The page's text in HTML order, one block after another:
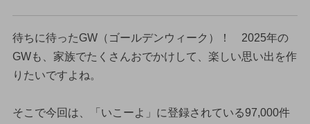
待ちに待ったGW（ゴールデンウィーク）！ 2025年の
GWも、家族でたくさんおでかけして、楽しい思い出を作
りたいですよね。
そこで今回は、「いこーよ」に登録されている97,000件